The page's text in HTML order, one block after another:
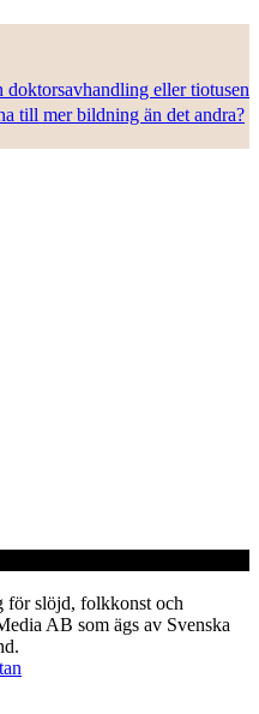
doktorsavhandling eller tiotusen
till mer bildning än det andra?
för slöjd, folkkonst och
AB som ägs av Svenska